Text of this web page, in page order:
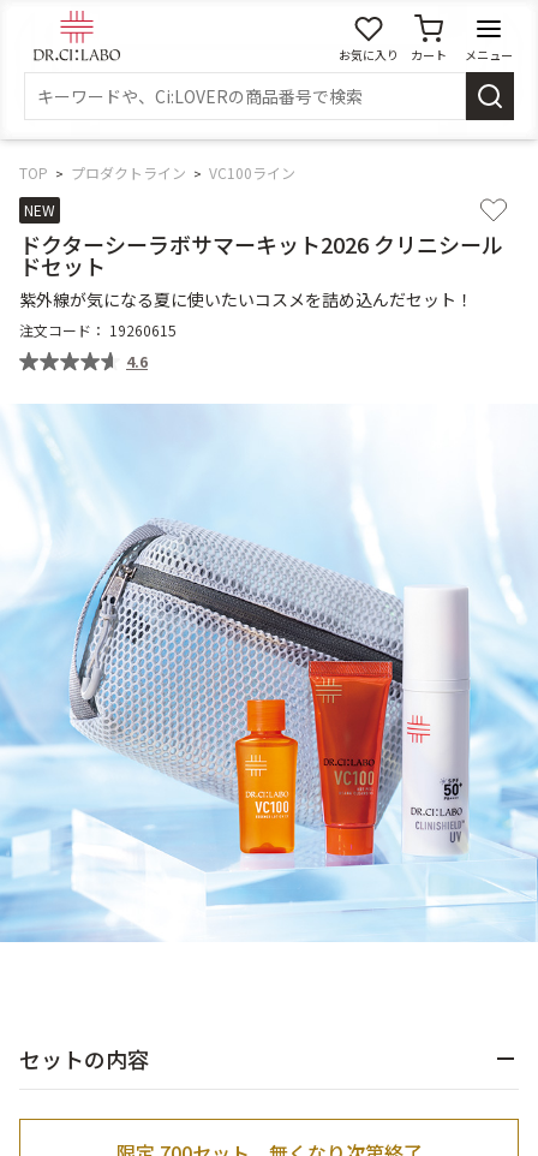
お気に入り カート メニュー
スキンケア
商品カテゴリーから探す
メイク落とし
美容液
ゲル クリーム
UVケア マスク
商品カテゴリーから探す TOP
プロダクトラインから探す
VC100ライン
エンリッチリフトライン
エンリッチ
メディカリフトライン
センシティブライン
モイスチャーライン
ブライトニングライン
お悩みから探す
乾燥 くすみ
TOP プロダクトライン
VC100ライン
NEW
ドクターシーラボサマーキット2026 クリニシール
ドセット
紫外線が気になる夏に使いたいコスメを詰め込んだセット！
注文コード： 19260615
4.6
セットの内容